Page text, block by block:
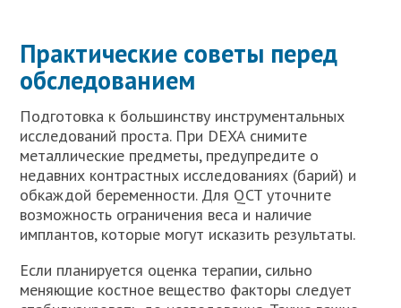
Практические советы перед
обследованием
Подготовка к большинству инструментальных
исследований проста. При DEXA снимите
металлические предметы, предупредите о
недавних контрастных исследованиях (барий) и
обкаждой беременности. Для QCT уточните
возможность ограничения веса и наличие
имплантов, которые могут исказить результаты.
Если планируется оценка терапии, сильно
меняющие костное вещество факторы следует